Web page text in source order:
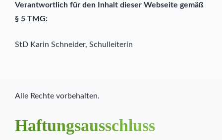
Verantwortlich für den Inhalt dieser Webseite gemäß
§ 5 TMG:
StD Karin Schneider, Schulleiterin
Alle Rechte vorbehalten.
Haftungsausschluss